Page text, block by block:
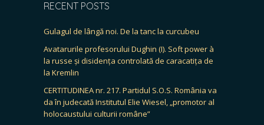
RECENT POSTS
Gulagul de lângă noi. De la tanc la curcubeu
Avatarurile profesorului Dughin (I). Soft power à
la russe și disidența controlată de caracatița de
la Kremlin
CERTITUDINEA nr. 217. Partidul S.O.S. România va
da în judecată Institutul Elie Wiesel, „promotor al
holocaustului culturii române”